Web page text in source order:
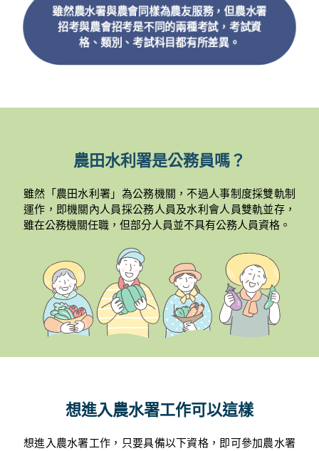
雖然農水署與農會同樣為農友服務，但農水署
招考與農會招考是不同的兩種考試，考試資
格、類別、考試科目都有所差異。
農田水利署是公務員嗎？
雖然「農田水利署」為公務機關，不過人事制度採雙軌制
運作，即機關內人員採公務人員及水利會人員雙軌並存，
雖在公務機關任職，但部分人員並不具有公務人員資格。
想進入農水署工作可以這樣
想進入農水署工作，只要具備以下資格，即可參加農水署